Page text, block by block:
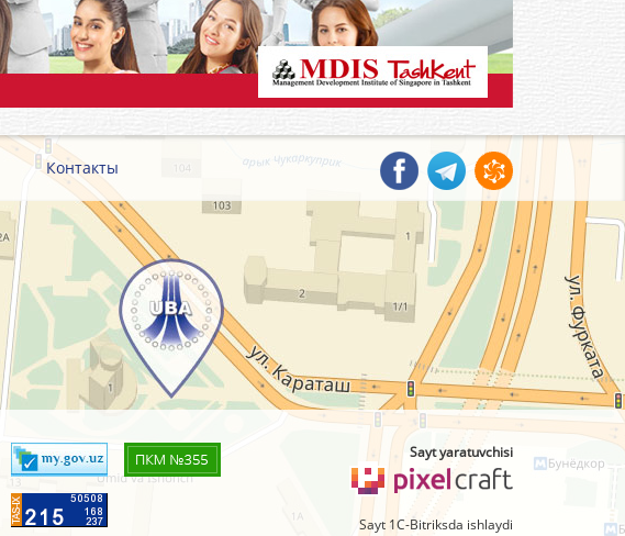
Контакты
Sayt yaratuvchisi
Sayt 1C-Bitriksda ishlaydi